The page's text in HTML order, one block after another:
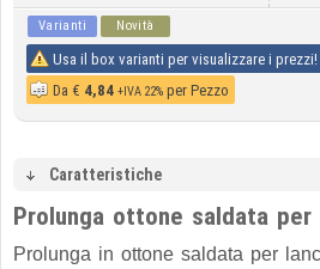
Varianti Novità
Usa il box varianti per visualizzare i prezzi!
Da € 4,84 +IVA 22% per Pezzo
Caratteristiche
Prolunga ottone saldata per
Prolunga in ottone saldata per